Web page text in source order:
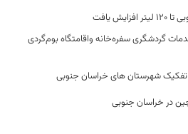
یافت
گردشگری سفره‌خانه واقامتگاه بوم‌گردی
به تفکیک شهرستان های خراسان جنوبی